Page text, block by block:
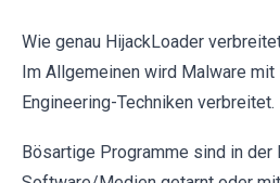
Wie genau HijackLoader
Im Allgemeinen wird Malware mit
Engineering-Techniken verbreitet.
Bösartige Programme sind in der